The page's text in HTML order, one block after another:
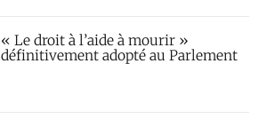
« Le droit à l’aide à mourir »
définitivement adopté au Parlement